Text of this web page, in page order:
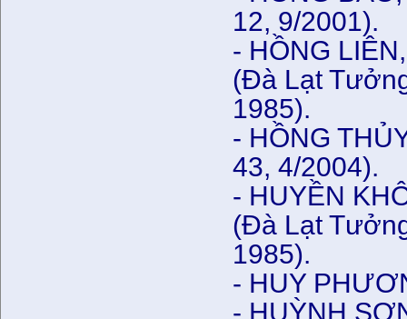
12, 9/2001).
- HỒNG
(Đà Lạt
1985).
- HỒNG
43, 4/2004).
- HUYỀN
(Đà Lạt
1985).
- HUY
- HUỲNH